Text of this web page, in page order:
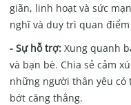
giãn, linh hoạt và sức
nghĩ và duy trì quan
- Sự hỗ trợ:Xung quanh
và bạn bè. Chia sẻ cảm
những người thân yêu có
bớt căng thẳng.